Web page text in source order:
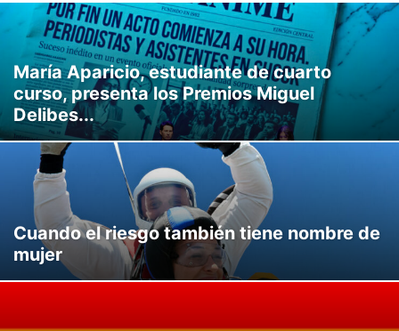
María Aparicio, estudiante de cuarto
curso, presenta los Premios Miguel
Delibes...
Cuando el riesgo también tiene nombre de
mujer